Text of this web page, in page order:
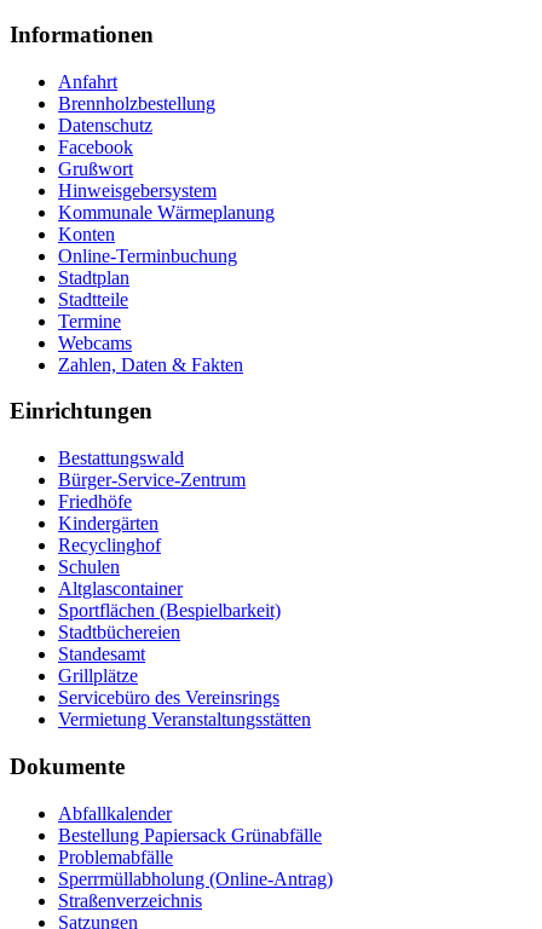
Informationen
Anfahrt
Brennholzbestellung
Datenschutz
Facebook
Grußwort
Hinweisgebersystem
Kommunale Wärmeplanung
Konten
Online-Terminbuchung
Stadtplan
Stadtteile
Termine
Webcams
Zahlen, Daten & Fakten
Einrichtungen
Bestattungswald
Bürger-Service-Zentrum
Friedhöfe
Kindergärten
Recyclinghof
Schulen
Altglascontainer
Sportflächen (Bespielbarkeit)
Stadtbüchereien
Standesamt
Grillplätze
Servicebüro des Vereinsrings
Vermietung Veranstaltungsstätten
Dokumente
Abfallkalender
Bestellung Papiersack Grünabfälle
Problemabfälle
Sperrmüllabholung (Online-Antrag)
Straßenverzeichnis
Satzungen